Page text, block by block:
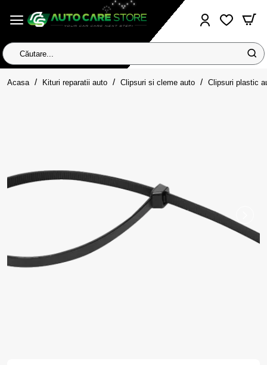
Căutare...
Acasa homeKituri reparatii auto Clipsuri si cleme auto Clipsuri plastic